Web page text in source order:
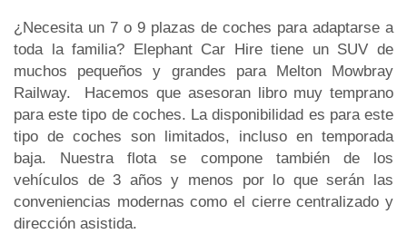
¿Necesita un 7 o 9 plazas de coches para adaptarse a
toda la familia? Elephant Car Hire tiene un SUV de
muchos pequeños y grandes para Melton Mowbray
Railway. Hacemos que asesoran libro muy temprano
para este tipo de coches. La disponibilidad es para este
tipo de coches son limitados, incluso en temporada
baja. Nuestra flota se compone también de los
vehículos de 3 años y menos por lo que serán las
conveniencias modernas como el cierre centralizado y
dirección asistida.